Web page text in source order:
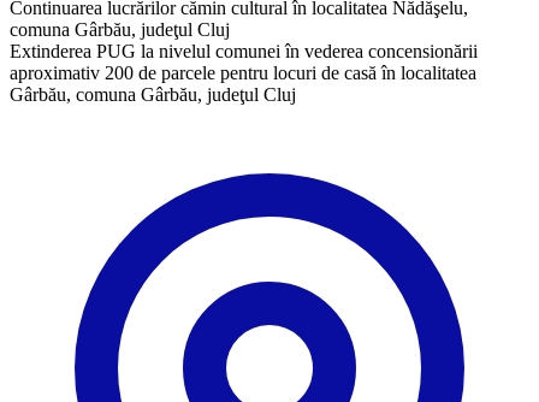
Continuarea lucrărilor cămin cultural în localitatea Nădăşelu,
comuna Gârbău, judeţul Cluj
Extinderea PUG la nivelul comunei în vederea concensionării
aproximativ 200 de parcele pentru locuri de casă în localitatea
Gârbău, comuna Gârbău, judeţul Cluj